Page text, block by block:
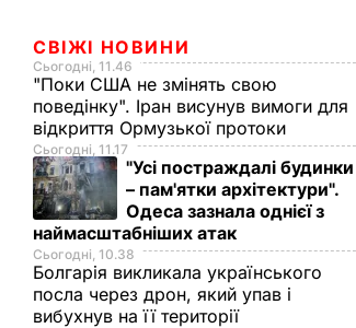
СВІЖІ НОВИНИ
Сьогодні, 11.46
"Поки США не змінять свою
поведінку". Іран висунув вимоги для
відкриття Ормузької протоки
Сьогодні, 11.17
"Усі постраждалі будинки
– пам'ятки архітектури".
Одеса зазнала однієї з
наймасштабніших атак
Сьогодні, 10.38
Болгарія викликала українського
посла через дрон, який упав і
вибухнув на її території